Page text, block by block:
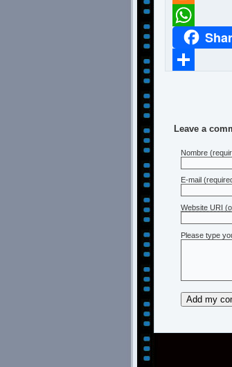
Meneame
WhatsApp
Leave a
Nombre
E-mail
Website URI
Please type